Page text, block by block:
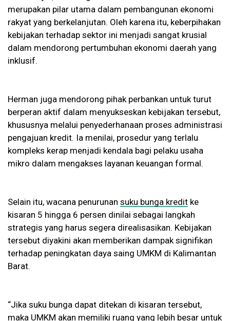
merupakan pilar utama dalam pembangunan ekonomi
rakyat yang berkelanjutan. Oleh karena itu, keberpihakan
kebijakan terhadap sektor ini menjadi sangat krusial
dalam mendorong pertumbuhan ekonomi daerah yang
inklusif.
Herman juga mendorong pihak perbankan untuk turut
berperan aktif dalam menyukseskan kebijakan tersebut,
khususnya melalui penyederhanaan proses administrasi
pengajuan kredit. Ia menilai, prosedur yang terlalu
kompleks kerap menjadi kendala bagi pelaku usaha
mikro dalam mengakses layanan keuangan formal.
Selain itu, wacana penurunan suku bunga kredit ke
kisaran 5 hingga 6 persen dinilai sebagai langkah
strategis yang harus segera direalisasikan. Kebijakan
tersebut diyakini akan memberikan dampak signifikan
terhadap peningkatan daya saing UMKM di Kalimantan
Barat.
“Jika suku bunga dapat ditekan di kisaran tersebut,
maka UMKM akan memiliki ruang yang lebih besar untuk